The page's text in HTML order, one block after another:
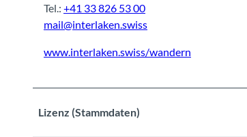
Tel.: +41 33 826 53 00
mail@interlaken.swiss
www.interlaken.swiss/wandern
Lizenz (Stammdaten)